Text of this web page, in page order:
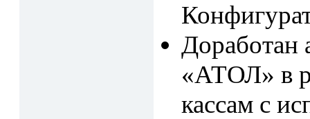
Доработан
«АТОЛ» в
кассам с